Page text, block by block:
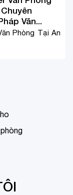
Văn...
Phòng Tại An